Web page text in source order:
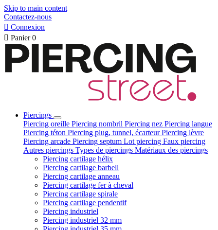
Skip to main content
Contactez-nous
 Connexion
 Panier 0
Piercings
Piercing oreille Piercing nombril Piercing nez Piercing langue
Piercing téton Piercing plug, tunnel, écarteurPiercing lèvre
Piercing arcade Piercing septum Lot piercing Faux piercing
Autres piercings Types de piercings Matériaux des piercings
Piercing cartilage hélix
Piercing cartilage barbell
Piercing cartilage anneau
Piercing cartilage fer à cheval
Piercing cartilage spirale
Piercing cartilage pendentif
Piercing industriel
Piercing industriel 32 mm